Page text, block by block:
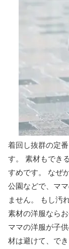
着回し抜群の定
す。 素材もできるだけお手入れしやすいものを選ぶのがおす
すめです。 なぜかというと小さな子供がいると、食事の際や
公園などで、マ
ません。 もし汚れてしまっても、自宅の洗濯機で選択可能な
素材の洋服ならお手入れが
ママの洋服が子
材は避けて、で